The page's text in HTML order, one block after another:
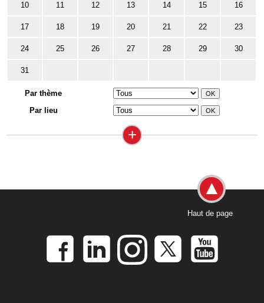
10 11 12 13 14 15 16
17 18 19 20 21 22 23
24 25 26 27 28 29 30
31
Par thème
Par lieu
+
Haut de page